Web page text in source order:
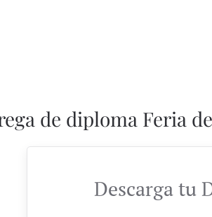
de diploma Feria
Descarga tu